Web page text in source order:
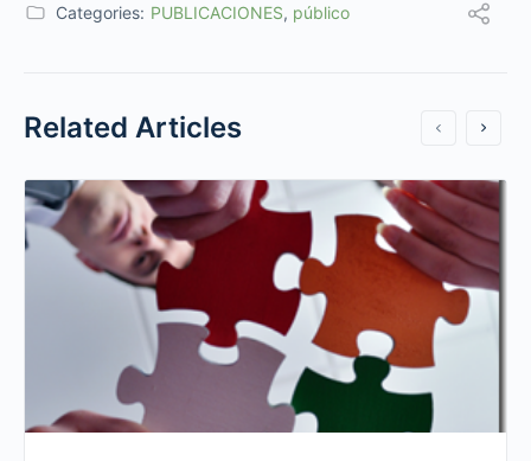
Categories: PUBLICACIONES, público
Related Articles